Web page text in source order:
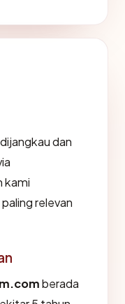
dan
kami
relevan
berada